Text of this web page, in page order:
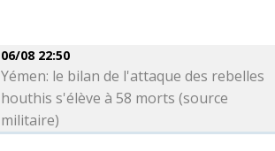
06/08 22:50
Yémen: le bilan de l'attaque des rebelles
houthis s'élève à 58 morts (source
militaire)